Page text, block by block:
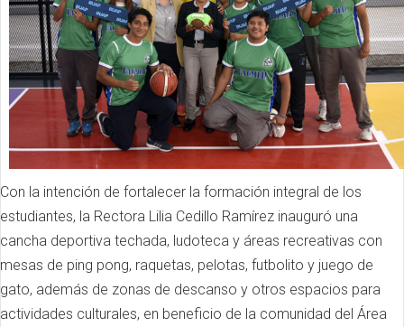
Con la intención de fortalecer la formación integral de los
estudiantes, la Rectora Lilia Cedillo Ramírez inauguró una
cancha deportiva techada, ludoteca y áreas recreativas con
mesas de ping pong, raquetas, pelotas, futbolito y juego de
gato, además de zonas de descanso y otros espacios para
actividades culturales, en beneficio de la comunidad del Área